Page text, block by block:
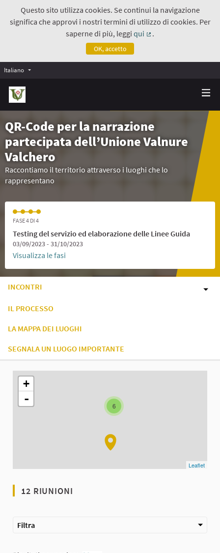
Questo sito utilizza cookies. Se continui la navigazione
significa che approvi i nostri termini di utilizzo di cookies. Per
saperne di più, leggiqui
.
OK, accetto
Italiano
QR-Code per la narrazione
partecipata dell’Unione Valnure
Valchero
Raccontiamo il territorio attraverso i luoghi che lo
rappresentano
FASE 4 DI 4
Testing del servizio ed elaborazione delle Linee Guida
03/09/2023 - 31/10/2023
Visualizza le fasi
INCONTRI
IL PROCESSO
LA MAPPA DEI LUOGHI
SEGNALA UN LUOGO IMPORTANTE
L'elemento seguente è una mappa che presenta gli
6
+
-
Leaflet
12 RIUNIONI
Filtra